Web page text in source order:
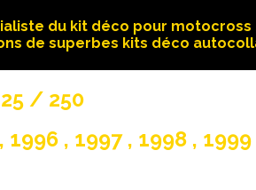
du kit déco pour
de superbes kits déco
/ 250
1996 , 1997 , 1998 ,